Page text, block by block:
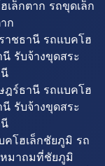
เล็กตาก รถขุดเล็ก
ก
าชธานี รถแบคโฮ
รับจ้างขุดสระ
ฎร์ธานี รถแบคโฮ
รับจ้างขุดสระ
โฮเล็กชัยภูมิ รถ
หมาถมที่ชัยภูมิ